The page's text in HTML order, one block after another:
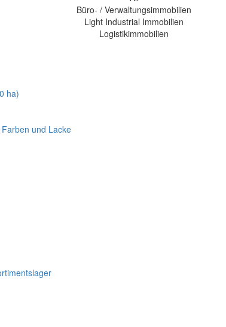
Büro- / Verwaltungsimmobilien
Light Industrial Immobilien
Logistikimmobilien
ha)
und Lacke